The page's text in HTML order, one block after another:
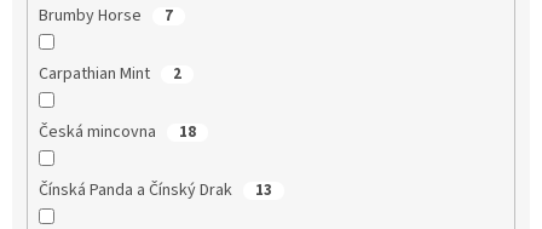
Brumby Horse 7
Carpathian Mint 2
Česká mincovna 18
Čínská Panda a Čínský Drak 13